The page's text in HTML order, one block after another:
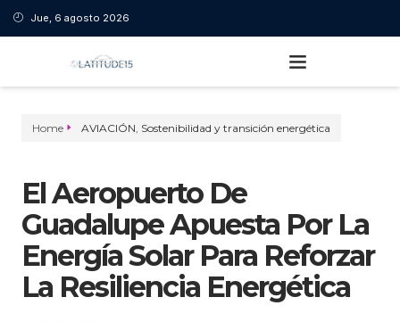
Jue, 6 agosto 2026
Home AVIACIÓN Sostenibilidad y transición energética
El Aeropuerto De
Guadalupe Apuesta Por La
Energía Solar Para Reforzar
La Resiliencia Energética